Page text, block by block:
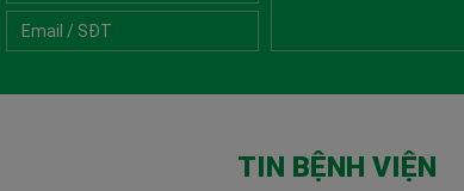
TIN BỆNH VIỆN